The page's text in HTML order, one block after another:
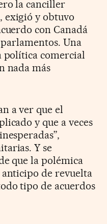
la canciller
exigió y obtuvo
con Canadá
Una
política comercial
nada más
a ver que el
y que a veces
Y se
que la polémica
anticipo de revuelta
tipo de acuerdos